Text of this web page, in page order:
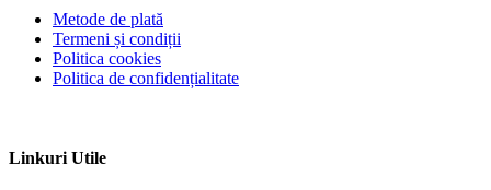
Metode de plată
Termeni și condiții
Politica cookies
Politica de confidențialitate
Linkuri Utile